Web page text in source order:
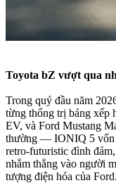
Toyota bZ vượt qua
Trong quý đầu năm
từng thống trị bảng
EV, và Ford Mustang
thường — IONIQ 5 vốn
retro-futuristic đình
nhắm thẳng vào người
tượng điện hóa của Ford.